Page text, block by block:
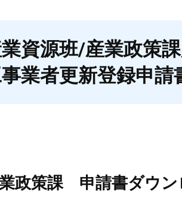
資源班/産業政策
業者更新登録申請
政策課 申請書ダウン